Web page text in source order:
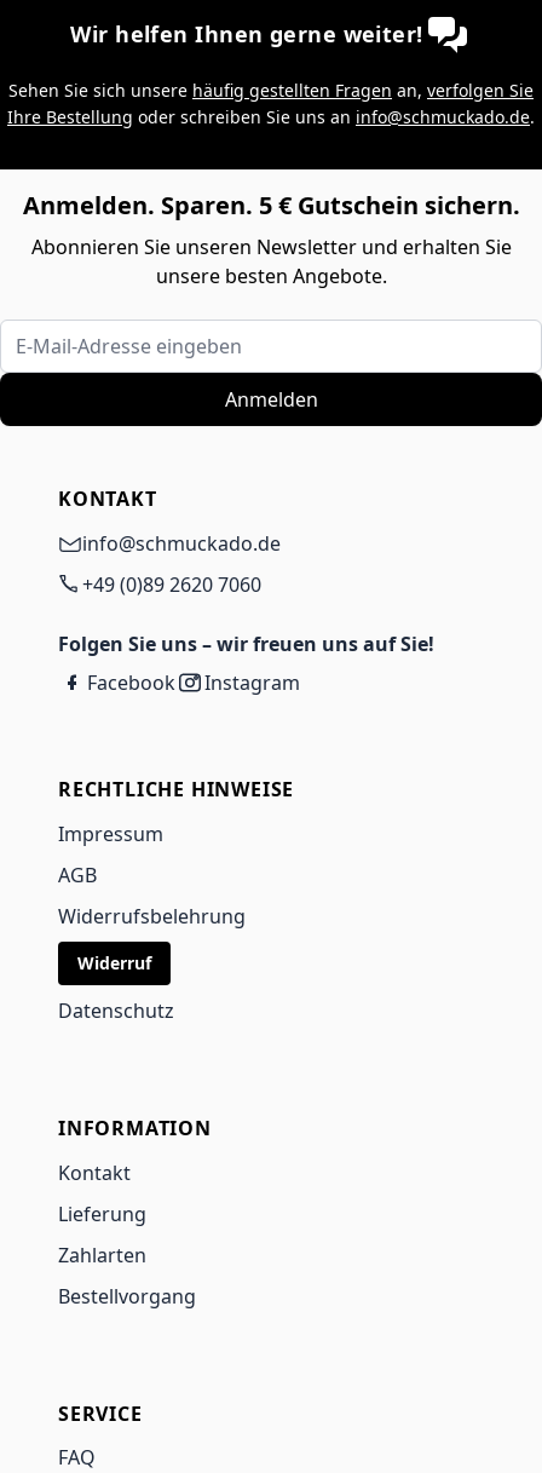
Wir helfen Ihnen gerne weiter!
Sehen Sie sich unsere häufig gestellten Fragen an, verfolgen Sie
Ihre Bestellung oder schreiben Sie uns an info@schmuckado.de.
Anmelden. Sparen. 5 € Gutschein sichern.
Abonnieren Sie unseren Newsletter und erhalten Sie
unsere besten Angebote.
E-Mail-Adresse eingeben
Anmelden
KONTAKT
info@schmuckado.de
+49 (0)89 2620 7060
Folgen Sie uns – wir freuen uns auf Sie!
Facebook
Instagram
RECHTLICHE HINWEISE
Impressum
AGB
Widerrufsbelehrung
Widerruf
Datenschutz
INFORMATION
Kontakt
Lieferung
Zahlarten
Bestellvorgang
SERVICE
FAQ